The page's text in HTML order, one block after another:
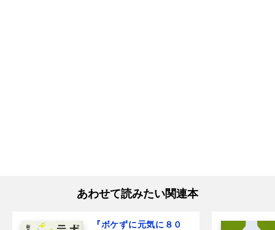
あわせて読みたい関連本
『ボケずに元気に８０